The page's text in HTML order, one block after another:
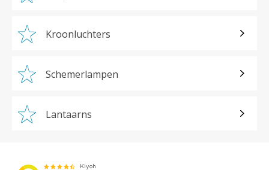
Kroonluchters
Schemerlampen
Lantaarns